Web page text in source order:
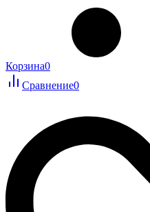
Корзина0
Сравнение0